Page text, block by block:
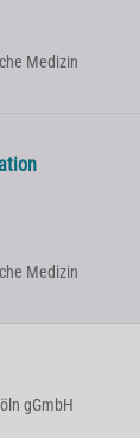
Medizin
Medizin
gGmbH